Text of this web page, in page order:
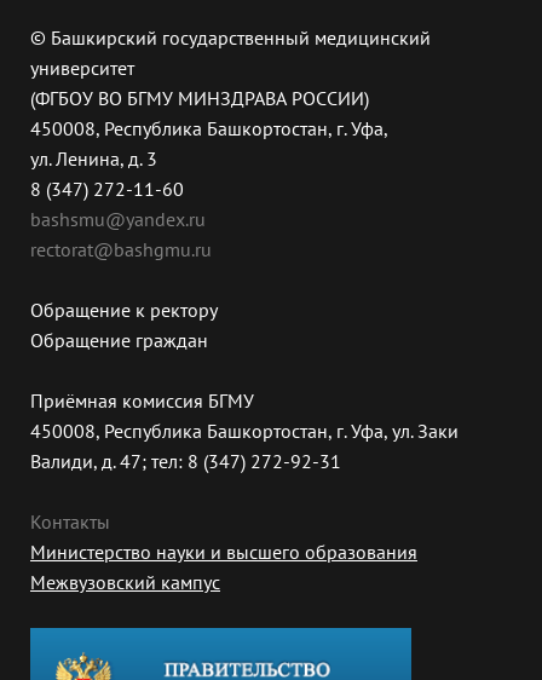
© Башкирский государственный медицинский
университет
(ФГБОУ ВО БГМУ МИНЗДРАВА РОССИИ)
450008, Республика Башкортостан, г. Уфа,
ул. Ленина, д. 3
8 (347) 272-11-60
bashsmu@yandex.ru
rectorat@bashgmu.ru
Обращение к ректору
Обращение граждан
Приёмная комиссия БГМУ
450008, Республика Башкортостан, г. Уфа, ул. Заки
Валиди, д. 47; тел: 8 (347) 272-92-31
Контакты
Министерство науки и высшего образования
Межвузовский кампус